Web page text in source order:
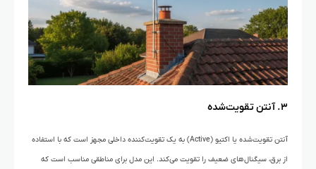
۳. آنتن تقویت‌شده
آنتن تقویت‌شده یا اکتیو (Active) به یک تقویت‌کننده داخلی مجهز است که با استفاده
از برق، سیگنال‌های ضعیف را تقویت می‌کند. این مدل برای مناطقی مناسب است که